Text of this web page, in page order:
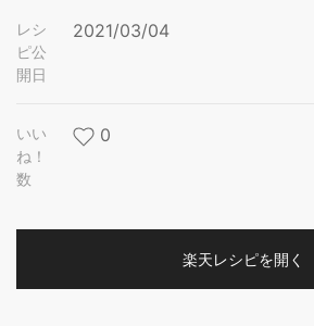
レシ
ピ公
開日
2021/03/04
いい
ね！
数
0
楽天レシピを開く